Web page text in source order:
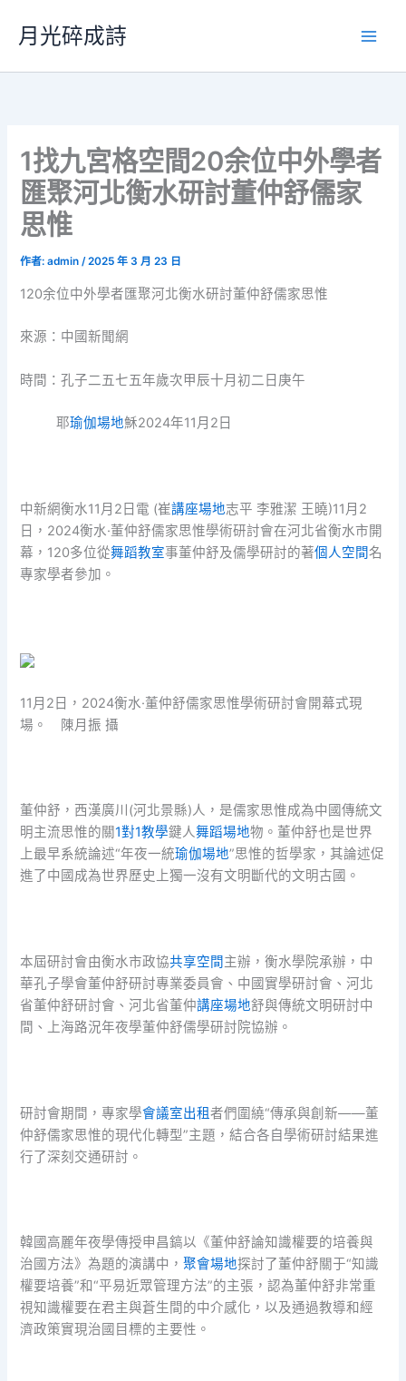
要
月光碎成詩
1找九宮格空間20余位中外學者
匯聚河北衡水研討董仲舒儒家
思惟
作者:admin/2025 年 3 月 23 日
120余位中外學者匯聚河北衡水研討董仲舒儒家思惟
來源：中國新聞網
時間：孔子二五七五年歲次甲辰十月初二日庚午
耶瑜伽場地穌2024年11月2日
中新網衡水11月2日電 (崔講座場地志平 李雅潔 王曉)11月2
日，2024衡水·董仲舒儒家思惟學術研討會在河北省衡水市開
幕，120多位從舞蹈教室事董仲舒及儒學研討的著個人空間名
專家學者參加。
11月2日，2024衡水·董仲舒儒家思惟學術研討會開幕式現
場。 陳月振 攝
董仲舒，西漢廣川(河北景縣)人，是儒家思惟成為中國傳統文
明主流思惟的關1對1教學鍵人舞蹈場地物。董仲舒也是世界
上最早系統論述“年夜一統瑜伽場地”思惟的哲學家，其論述促
進了中國成為世界歷史上獨一沒有文明斷代的文明古國。
本屆研討會由衡水市政協共享空間主辦，衡水學院承辦，中
華孔子學會董仲舒研討專業委員會、中國實學研討會、河北
省董仲舒研討會、河北省董仲講座場地舒與傳統文明研討中
間、上海路況年夜學董仲舒儒學研討院協辦。
研討會期間，專家學會議室出租者們圍繞“傳承與創新——董
仲舒儒家思惟的現代化轉型”主題，結合各自學術研討結果進
行了深刻交通研討。
韓國高麗年夜學傳授申昌鎬以《董仲舒論知識權要的培養與
治國方法》為題的演講中，聚會場地探討了董仲舒關于“知識
權要培養”和“平易近眾管理方法”的主張，認為董仲舒非常重
視知識權要在君主與蒼生間的中介感化，以及通過教導和經
濟政策實現治國目標的主要性。